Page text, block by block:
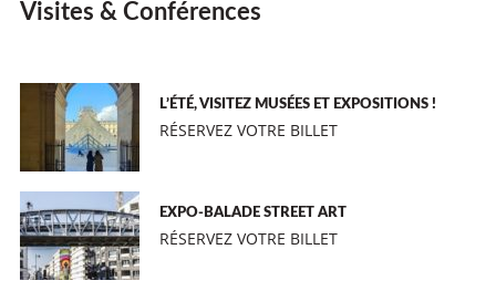
Visites & Conférences
L’ÉTÉ, VISITEZ MUSÉES ET EXPOSITIONS !
RÉSERVEZ VOTRE BILLET
EXPO-BALADE STREET ART
RÉSERVEZ VOTRE BILLET